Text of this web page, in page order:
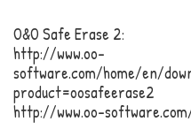
O&O Safe Erase 2:
http://www.oo-
software.com/home/en/
product=oosafeerase2
http://www.oo-